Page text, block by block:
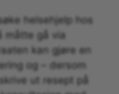
helsehjelp hos
måtte gå via
kan gjøre en
og – dersom
ut resept på